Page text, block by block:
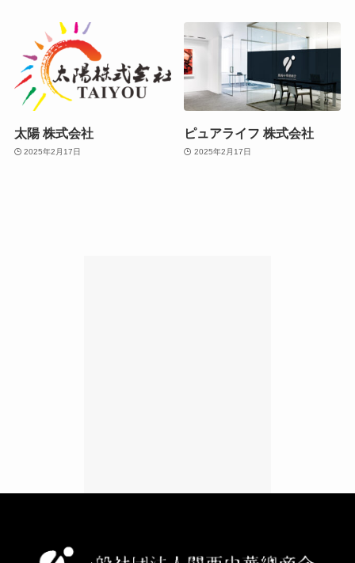
太陽 株式会社
2025年2月17日
ピュアライフ 株式会社
2025年2月17日